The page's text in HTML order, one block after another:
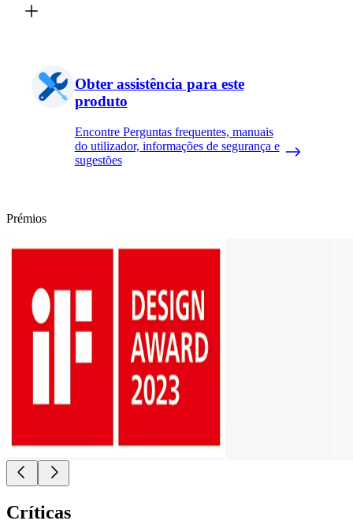
Obter assistência para este
produto
Encontre Perguntas frequentes, manuais
do utilizador, informações de segurança e
sugestões
Prémios
Críticas